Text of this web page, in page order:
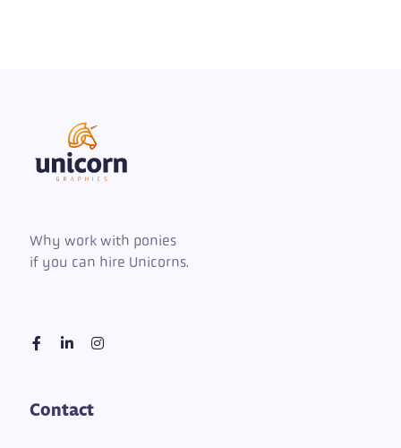
Why work with ponies
if you can hire Unicorns.
Contact